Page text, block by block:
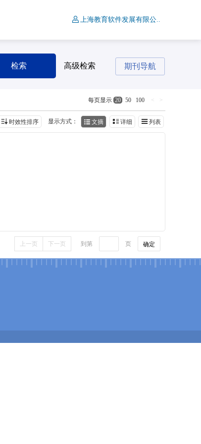
上海教育软件发展有限公..
检索 高级检索 期刊导航
< >
每页显示 20 50 100
显示方式： 文摘 详细 列表
时效性排序
上一页 下一页 到第 页 确定